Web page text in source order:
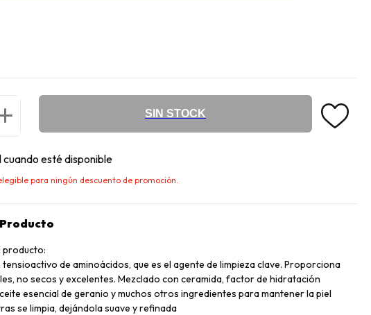
SIN STOCK
cuando esté disponible
para ningún descuento de promoción.
producto:
de aminoácidos, que es el agente de limpieza clave. Proporciona
no secos y excelentes. Mezclado con ceramida, factor de hidratación
esencial de geranio y muchos otros ingredientes para mantener la piel
se limpia, dejándola suave y refinada